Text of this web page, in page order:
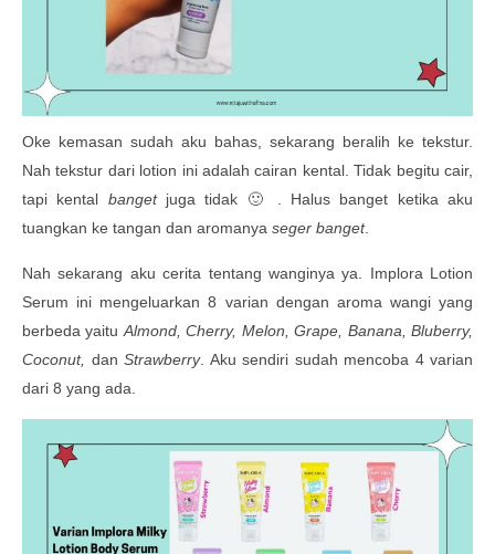
Oke kemasan sudah aku bahas, sekarang beralih ke tekstur.
Nah tekstur dari lotion ini adalah cairan kental. Tidak begitu cair,
tapi kental bangetjuga tidak 🙂 . Halus banget ketika aku
tuangkan ke tangan dan aromanya seger banget.
Nah sekarang aku cerita tentang wanginya ya. Implora Lotion
Serum ini mengeluarkan 8 varian dengan aroma wangi yang
berbeda yaitu Almond, Cherry, Melon, Grape, Banana, Bluberry,
Coconut, dan Strawberry. Aku sendiri sudah mencoba 4 varian
dari 8 yang ada.